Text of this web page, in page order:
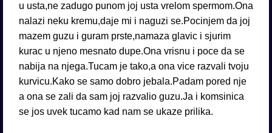
u usta,ne zadugo punom joj usta vrelom spermom.Ona
nalazi neku kremu,daje mi i naguzi se.Pocinjem da joj
mazem guzu i guram prste,namaza glavic i sjurim
kurac u njeno mesnato dupe.Ona vrisnu i poce da se
nabija na njega.Tucam je tako,a ona vice razvali tvoju
kurvicu.Kako se samo dobro jebala.Padam pored nje
a ona se zali da sam joj razvalio guzu.Ja i komsinica
se jos uvek tucamo kad nam se ukaze prilika.